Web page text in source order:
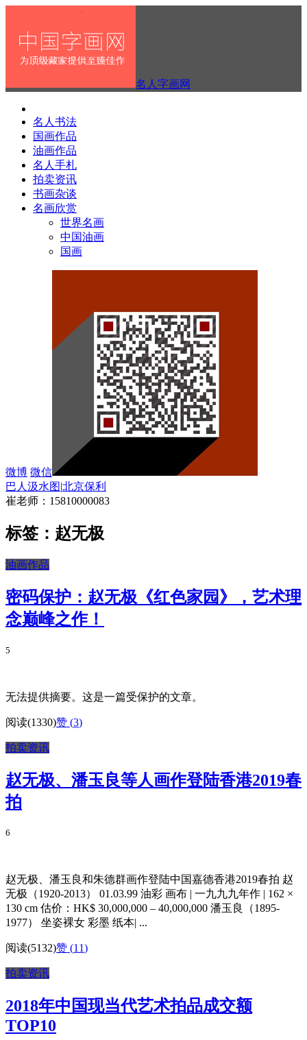
名人字画网
名人书法
国画作品
油画作品
名人手札
拍卖资讯
书画杂谈
名画欣赏
世界名画
中国油画
国画
微博 微信
巴人汲水图|北京保利
崔老师：15810000083
标签：赵无极
油画作品
密码保护：赵无极《红色家园》，艺术理
念巅峰之作！
5
无法提供摘要。这是一篇受保护的文章。
阅读(1330)赞 (3)
拍卖资讯
赵无极、潘玉良等人画作登陆香港2019春
拍
6
赵无极、潘玉良和朱德群画作登陆中国嘉德香港2019春拍 赵
无极（1920-2013） 01.03.99 油彩 画布 | 一九九九年作 | 162 ×
130 cm 估价：HK$ 30,000,000 – 40,000,000 潘玉良（1895-
1977） 坐姿裸女 彩墨 纸本| ...
阅读(5132)赞 (11)
拍卖资讯
2018年中国现当代艺术拍品成交额
TOP10